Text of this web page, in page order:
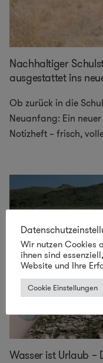
Nachhaltiger
ausgestattet ins
Ob zurück in die
Neuanfang: Ein
Notizheft – frisch,
Wasser ist Urlaub –
Wir nutzen Cookies
ihnen sind
Website und Ihre
Cookie Einstellungen